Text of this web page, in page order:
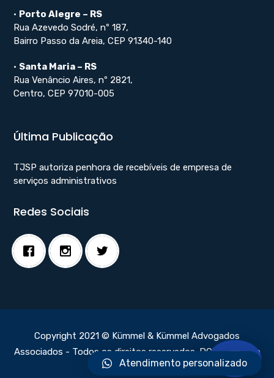
• Porto Alegre – RS
Rua Azevedo Sodré, nº 187,
Bairro Passo da Areia, CEP 91340-140
• Santa Maria – RS
Rua Venâncio Aires, nº 2821,
Centro, CEP 97010-005
Última Publicação
TJSP autoriza penhora de recebíveis de empresa de
serviços administrativos
Redes Sociais
Copyright 2021 © Kümmel & Kümmel Advogados
Associados - Todos os direitos reservados.DC Webdesign
Atendimento personalizado